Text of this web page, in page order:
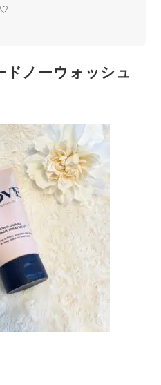
♡
ノーウォッシュ